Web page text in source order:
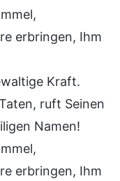
erbringen, Ihm
Kraft.
ruft Seinen
Namen!
erbringen, Ihm